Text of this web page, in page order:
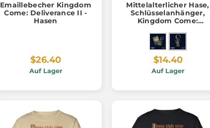
Emaillebecher Kingdom
Come: Deliverance II -
Hasen
$26.40
Auf Lager
Mittelalterlicher Hase,
Schlüsselanhänger,
Kingdom Come:
$14.40
Auf Lager